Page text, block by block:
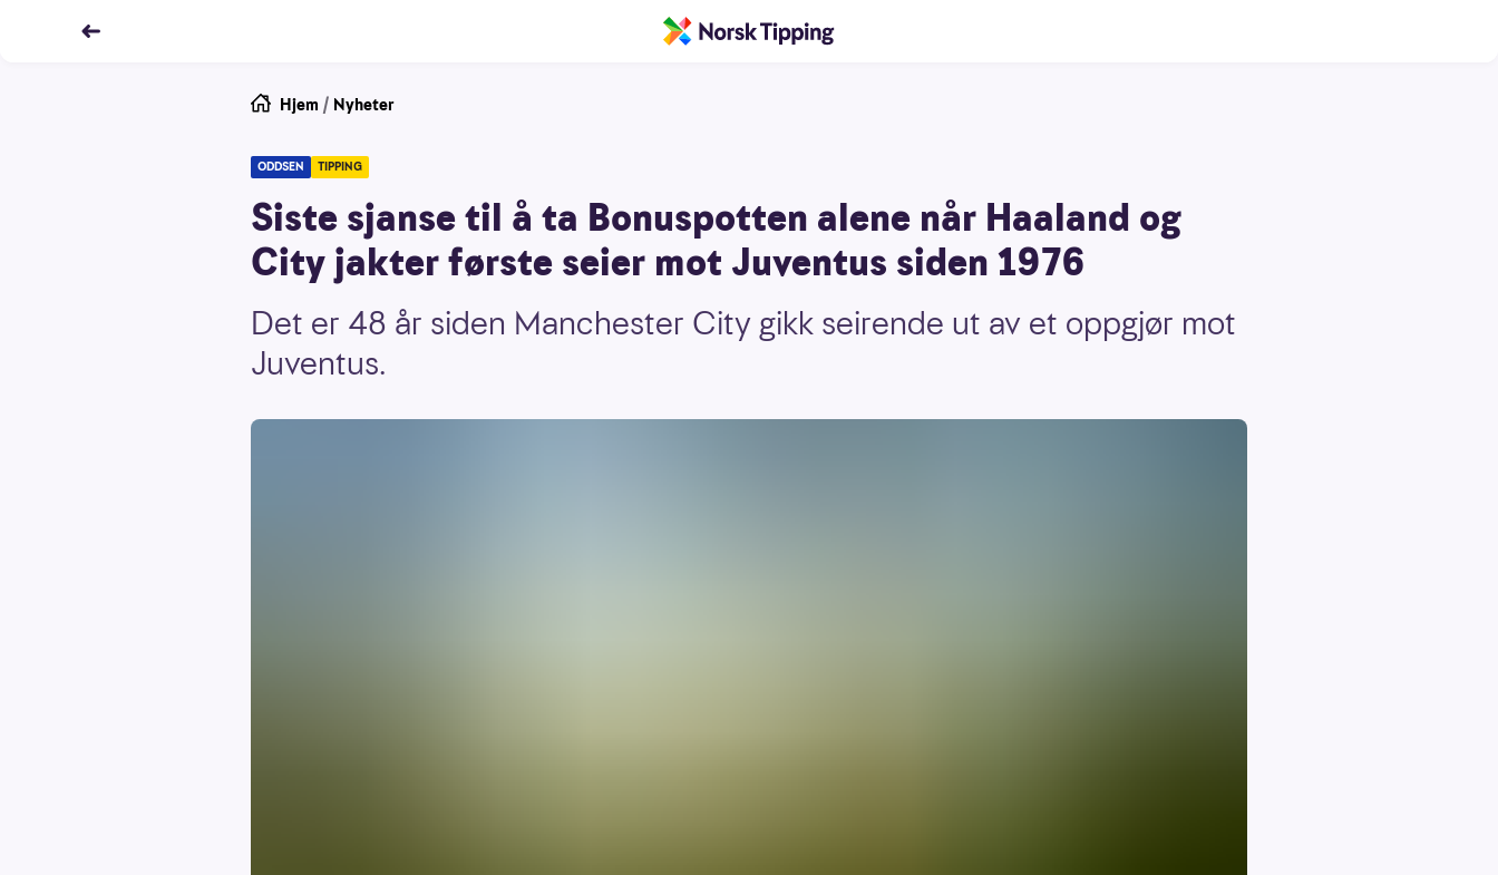
Hjem / Nyheter
ODDSEN TIPPING
Siste sjanse til å ta Bonuspotten alene når Haaland og
City jakter første seier mot Juventus siden 1976
Det er 48 år siden Manchester City gikk seirende ut av et oppgjør mot
Juventus.